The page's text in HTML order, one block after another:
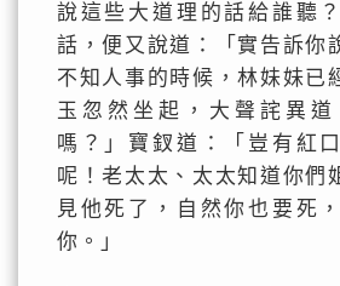
說這些大道理的話給誰聽
話，便又說道：「實告訴你
不知人事的時候，林妹妹已
玉忽然坐起，大聲詫異道
嗎？」寶釵道：「豈有紅
呢！老太太、太太知道你們
見他死了，自然你也要死
你。」